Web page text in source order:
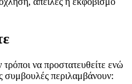
να προστατευθείτε ενώ
συμβουλές περιλαμβάνουν: